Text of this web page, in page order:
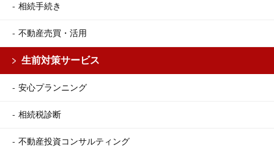
相続手続き
不動産売買・活用
生前対策サービス
安心プランニング
相続税診断
不動産投資コンサルティング